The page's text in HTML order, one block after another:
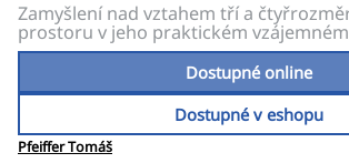
Zamyšlení nad vztahem tří a
prostoru v jeho praktickém
Dostupné online
Dostupné v eshopu
Pfeiffer Tomáš